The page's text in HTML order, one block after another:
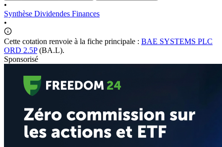
•
Synthèse Dividendes Finances
•
Cette cotation renvoie à la fiche principale : BAE SYSTEMS PLC
ORD 2.5P(BA.L).
Sponsorisé